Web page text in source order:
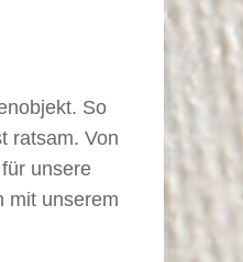
So
ratsam. Von
unsere
mit unserem